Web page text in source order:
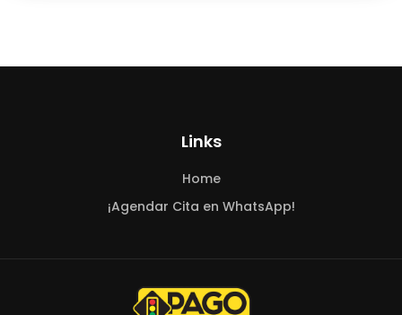
Links
Home
¡Agendar Cita en WhatsApp!